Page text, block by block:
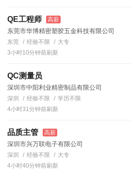
QE工程师 高薪
东莞市华博精密塑胶五金科技有限公司
东莞 经验不限
大专
3小时10分钟前刷新
QC测量员
深圳市中阳利业精密制品有限公司
深圳 经验不限
学历不限
4小时31分钟前刷新
品质主管 高薪
深圳市兴万联电子有限公司
深圳 经验不限
大专
4小时40分钟前刷新